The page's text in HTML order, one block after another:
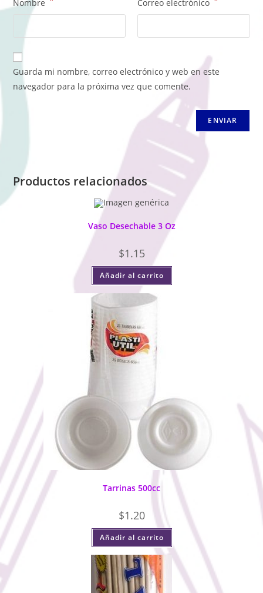
Nombre Correo electrónico
Guarda mi nombre, correo electrónico y web en este
navegador para la próxima vez que comente.
Productos relacionados
Vaso Desechable 3 Oz
$1.15
Añadir al carrito
Tarrinas 500cc
$1.20
Añadir al carrito